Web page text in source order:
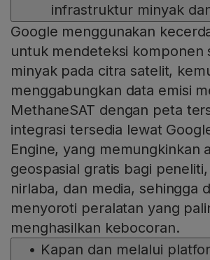
infrastruktur minyak
Google menggunakan
untuk mendeteksi komponen
minyak pada citra satelit,
menggabungkan data emisi
MethaneSAT dengan peta
integrasi tersedia lewat
Engine, yang memungkinkan
geospasial gratis bagi
nirlaba, dan media, sehingga
menyoroti peralatan yang
menghasilkan kebocoran.
• Kapan dan melalui